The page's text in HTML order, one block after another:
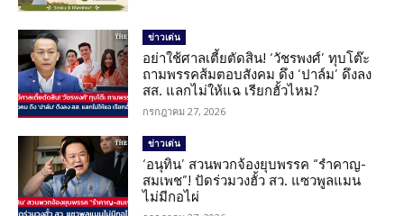
ข่าวเด่น
อย่าใช้ศาลเตี้ยตัดสิน! ‘วัชรพงศ์’ ทุบโต๊ะ
ถามพรรคส้มตอบสังคม ดึง ‘ปาล์ม’ ดึงลง
สส. แลกไม่ให้แฉ เรียกฮั้วไหม?
กรกฎาคม 27, 2026
ข่าวเด่น
‘อนุทิน’ สวนพวกจ้องยุบพรรค “รำคาญ-
สมเพช”! ปัดร่วมวงฮั้ว สว. แซวพูลแมน
ไม่มีกอไผ่